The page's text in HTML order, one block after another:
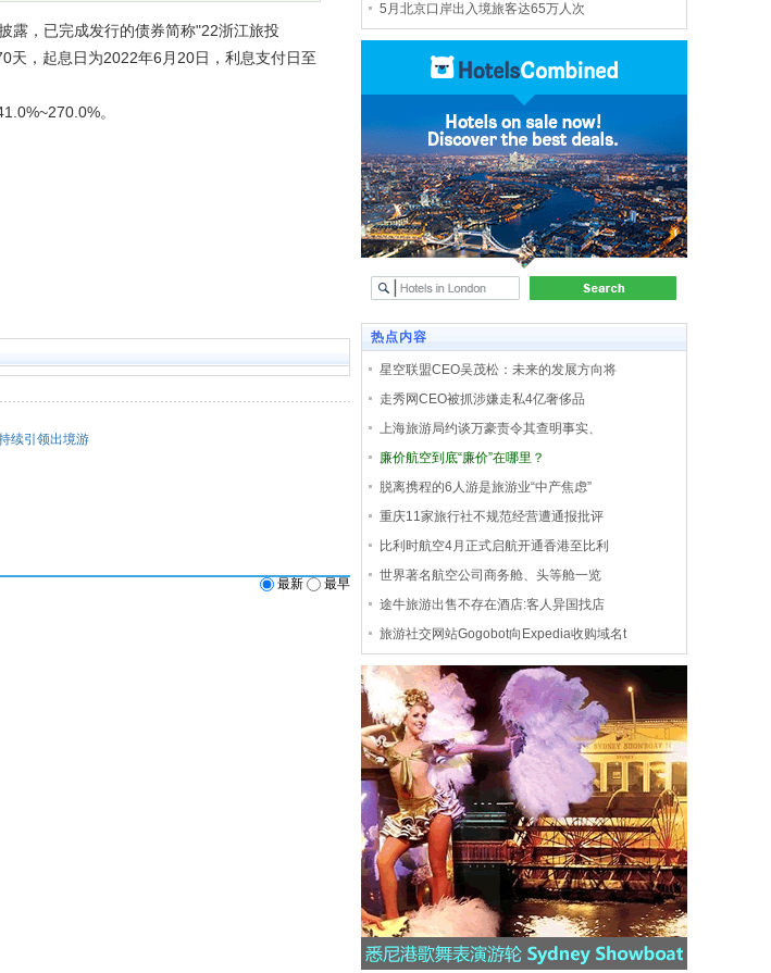
露，已完成发行的债券简称"22浙江旅投
天，起息日为2022年6月20日，利息支付日至
。
续引领出境游
最新 最早
5月北京口岸出入境旅客达65万人次
热点内容
星空联盟CEO吴茂松：未来的发展方向将
走秀网CEO被抓涉嫌走私4亿奢侈品
上海旅游局约谈万豪责令其查明事实、
廉价航空到底“廉价”在哪里？
脱离携程的6人游是旅游业“中产焦虑”
重庆11家旅行社不规范经营遭通报批评
比利时航空4月正式启航开通香港至比利
世界著名航空公司商务舱、头等舱一览
途牛旅游出售不存在酒店:客人异国找店
旅游社交网站Gogobot向Expedia收购域名t